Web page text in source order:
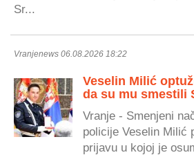
Sr...
Vranjenews 06.08.2026 18:22
Veselin Milić
da su mu smestili
Vranje - Smenjeni
policije Veselin Milić
prijavu u kojoj je